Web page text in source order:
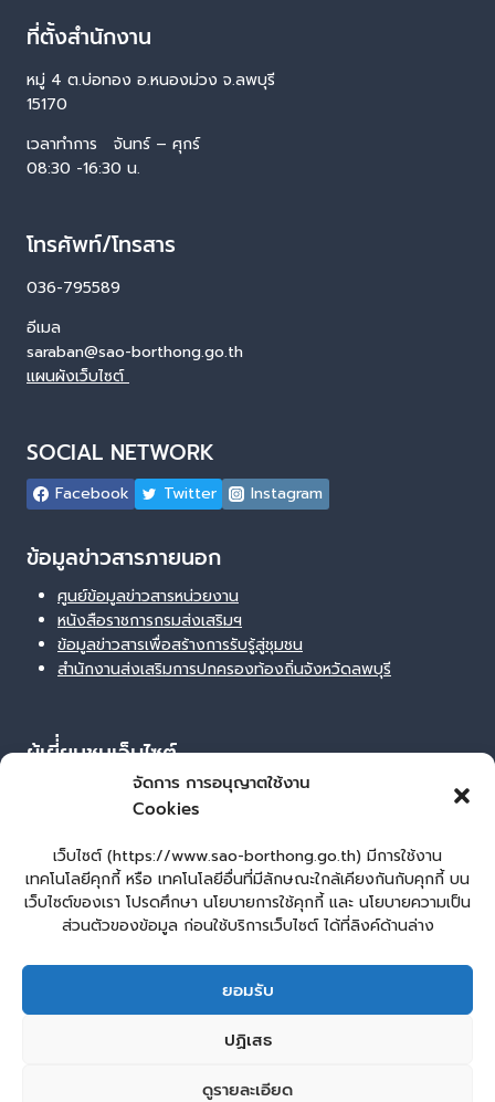
จัดการ การอนุญาตใช้งาน
Cookies
เว็บไซต์ (https://www.sao-borthong.go.th) มีการใช้งาน
เทคโนโลยีคุกกี้ หรือ เทคโนโลยีอื่นที่มีลักษณะใกล้เคียงกันกับคุกกี้ บน
เว็บไซต์ของเรา โปรดศึกษา นโยบายการใช้คุกกี้ และ นโยบายความเป็น
ส่วนตัวของข้อมูล ก่อนใช้บริการเว็บไซต์ ได้ที่ลิงค์ด้านล่าง
ยอมรับ
ปฏิเสธ
ดูรายละเอียด
ที่ตั้งสำนักงาน
หมู่ 4 ต.บ่อทอง อ.หนองม่วง จ.ลพบุรี
15170
เวลาทำการ จันทร์ – ศุกร์
08:30 -16:30 น.
โทรศัพท์/โทรสาร
036-795589
อีเมล
saraban@sao-borthong.go.th
แผนผังเว็บไซต์
SOCIAL NETWORK
Facebook Twitter Instagram
ข้อมูลข่าวสารภายนอก
ศูนย์ข้อมูลข่าวสารหน่วยงาน
หนังสือราชการกรมส่งเสริมฯ
ข้อมูลข่าวสารเพื่อสร้างการรับรู้สู่ชุมชน
สำนักงานส่งเสริมการปกครองท้องถิ่นจังหวัดลพบุรี
ผู้เยี่่ยมชมเว็บไซต์
16
เข้าสู่ระบบ
จัดทำเว็บไซต์
lopburiwebdesign.com
หน้าหลัก
ยื่นแบบคำร้องทั่วไป
ร้องเรียน – ร้องทุกข์ ให้คำแนะนำ ข้อเสนอแนะ
ติดต่อ อบต.